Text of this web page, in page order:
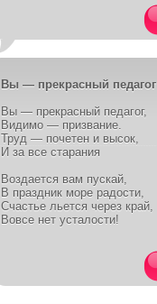
Вы — прекрасный педагог
Вы — прекрасный педагог,
Видимо — призвание.
Труд — почетен и высок,
И за все старания
Воздается вам пускай,
В праздник море радости,
Счастье льется через край,
Вовсе нет усталости!